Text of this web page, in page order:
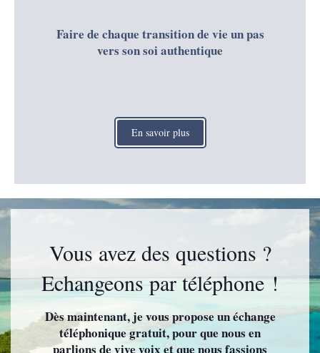
Faire de chaque transition de vie un pas
vers son soi authentique
En savoir plus
Vous avez des questions ?
Echangeons par téléphone !
Dès maintenant, je vous propose un échange
téléphonique gratuit, pour que nous en
parlions de vive voix et que nous fassions